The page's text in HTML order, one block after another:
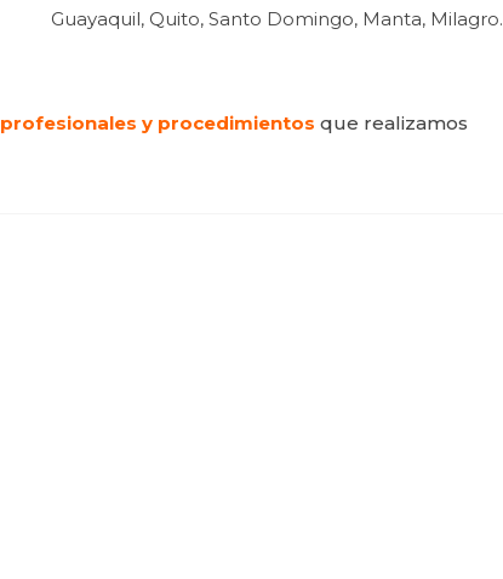
Guayaquil, Quito, Santo Domingo, Manta, Milagro.
profesionales y procedimientos que realizamos